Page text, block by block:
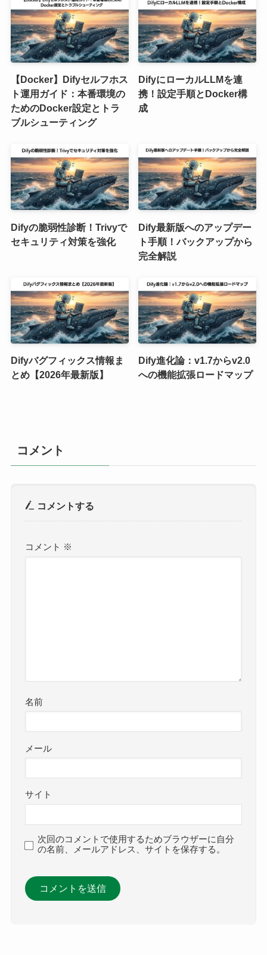
【Docker】Difyセルフホス
ト運用ガイド：本番環境の
ためのDocker設定とトラ
ブルシューティング
DifyにローカルLLMを連
携！設定手順とDocker構
成
Difyの脆弱性診断！Trivyで
セキュリティ対策を強化
Dify最新版へのアップデー
ト手順！バックアップから
完全解説
Difyバグフィックス情報ま
とめ【2026年最新版】
Dify進化論：v1.7からv2.0
への機能拡張ロードマップ
コメント
コメントする
コメント ※
名前
メール
サイト
次回のコメントで使用するためブラウザーに自分
の名前、メールアドレス、サイトを保存する。